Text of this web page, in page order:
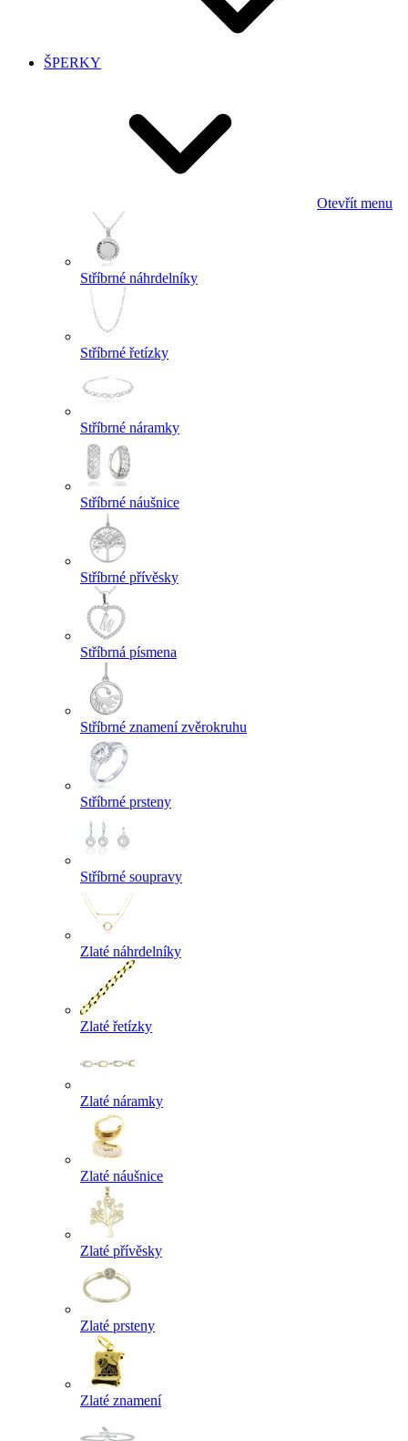
ŠPERKY
Otevřít menu
Stříbrné náhrdelníky
Stříbrné řetízky
Stříbrné náramky
Stříbrné náušnice
Stříbrné přívěsky
Stříbrná písmena
Stříbrné znamení zvěrokruhu
Stříbrné prsteny
Stříbrné soupravy
Zlaté náhrdelníky
Zlaté řetízky
Zlaté náramky
Zlaté náušnice
Zlaté přívěsky
Zlaté prsteny
Zlaté znamení